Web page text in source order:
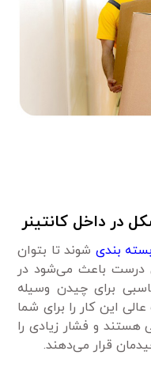
در داخل کانتینر
بندی شوند تا بتوان
درست باعث می‌شود در
برای چیدن وسیله
این کار را برای شما
و فشار زیادی را
قرار می‌دهند.